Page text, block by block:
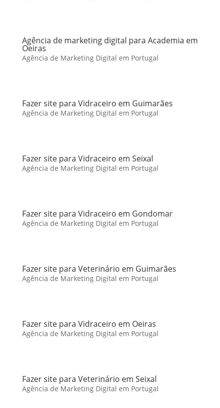
Agência de marketing digital para Academia em
Oeiras
Agência de Marketing Digital em Portugal
Fazer site para Vidraceiro em Guimarães
Agência de Marketing Digital em Portugal
Fazer site para Vidraceiro em Seixal
Agência de Marketing Digital em Portugal
Fazer site para Vidraceiro em Gondomar
Agência de Marketing Digital em Portugal
Fazer site para Veterinário em Guimarães
Agência de Marketing Digital em Portugal
Fazer site para Vidraceiro em Oeiras
Agência de Marketing Digital em Portugal
Fazer site para Veterinário em Seixal
Agência de Marketing Digital em Portugal